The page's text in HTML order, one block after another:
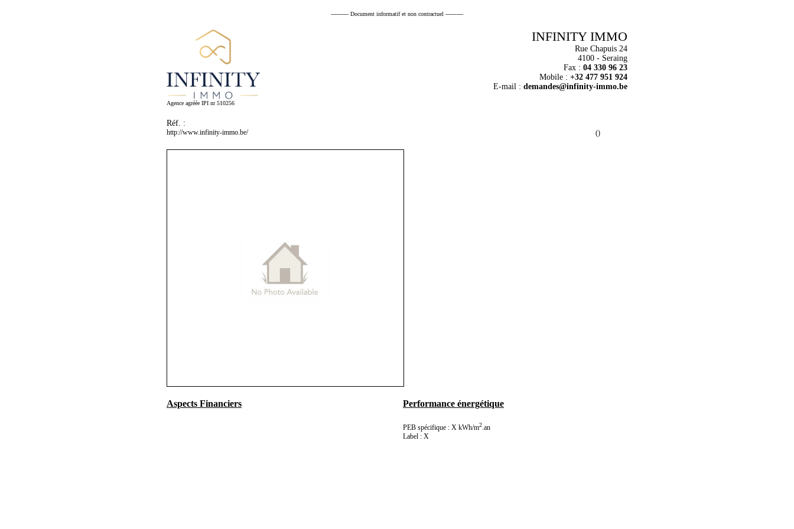
---------- Document informatif et non contractuel ----------
Agence agréée IPI nr 510256
INFINITY IMMO
Rue Chapuis 24
4100 - Seraing
Fax : 04 330 96 23
Mobile : +32 477 951 924
E-mail : demandes@infinity-immo.be
Réf. :
http://www.infinity-immo.be/ ()
Aspects Financiers Performance énergétique
PEB spécifique : X kWh/m2.an
Label : X